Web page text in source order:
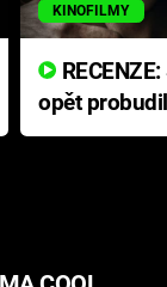
KINOFILMY
opět
přichází s